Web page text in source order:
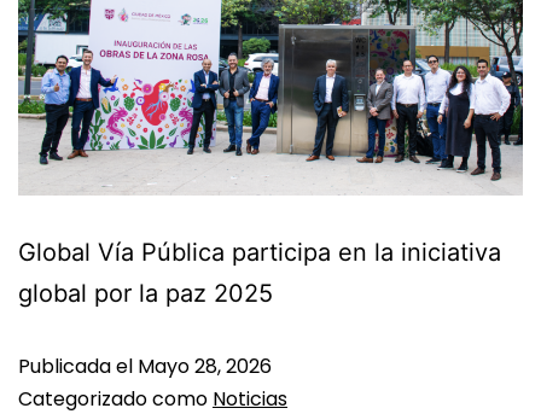
Global Vía Pública participa en la iniciativa
global por la paz 2025
Publicada el Mayo 28, 2026
Categorizado como Noticias